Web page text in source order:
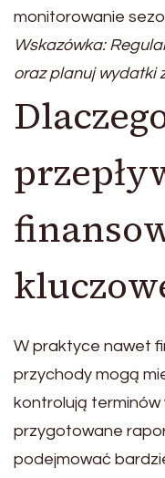
monitorowanie
Wskazówka:
oraz planuj wydatki
W praktyce nawet
przychody mogą
kontrolują terminów
przygotowane
podejmować